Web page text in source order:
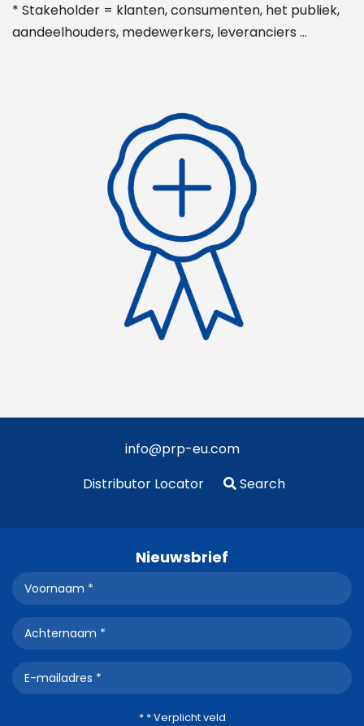
* Stakeholder = klanten, consumenten, het publiek,
aandeelhouders, medewerkers, leveranciers …
info@prp-eu.com
Distributor Locator
Search
Nieuwsbrief
* * Verplicht veld